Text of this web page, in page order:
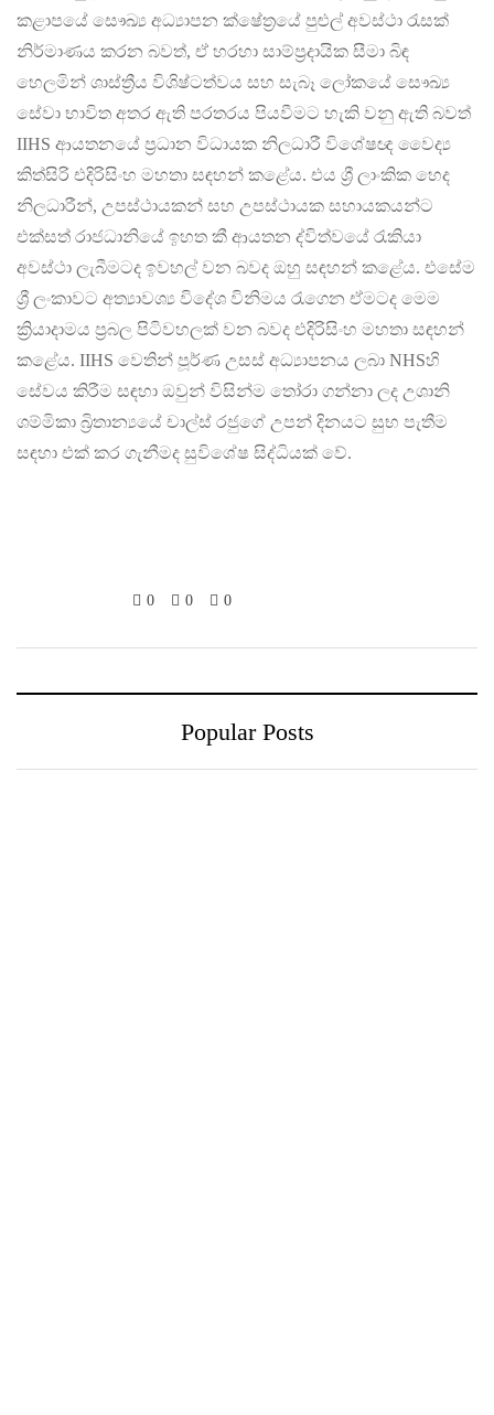
කළාපයේ සෞඛ්‍ය අධ්‍යාපන ක්ෂේත්‍රයේ පුළුල් අවස්ථා රැසක්
නිර්මාණය කරන බවත්, ඒ හරහා සාම්ප්‍රදායික සීමා බිඳ
හෙලමින් ශාස්ත්‍රීය විශිෂ්ටත්වය සහ සැබෑ ලෝකයේ සෞඛ්‍ය
සේවා භාවිත අතර ඇති පරතරය පියවීමට හැකි වනු ඇති බවත්
IIHS ආයතනයේ ප්‍රධාන විධායක නිලධාරී විශේෂඥ වෛද්‍ය
කිත්සිරි එදිරිසිංහ මහතා සඳහන් කළේය. එය ශ්‍රී ලාංකික හෙද
නිලධාරීන්, උපස්ථායකන් සහ උපස්ථායක සහායකයන්ට
එක්සත් රාජධානියේ ඉහත කී ආයතන ද්විත්වයේ රැකියා
අවස්ථා ලැබීමටද ඉවහල් වන බවද ඔහු සඳහන් කළේය. එසේම
ශ්‍රී ලංකාවට අත්‍යාවශ්‍ය විදේශ විනිමය රැගෙන ඒමටද මෙම
ක්‍රියාදාමය ප්‍රබල පිටිවහලක් වන බවද එදිරිසිංහ මහතා සඳහන්
කළේය. IIHS වෙතින් පූර්ණ උසස් අධ්‍යාපනය ලබා NHSහි
සේවය කිරීම සඳහා ඔවුන් විසින්ම තෝරා ගන්නා ලද උශානි
ශම්මිකා බ්‍රිතාන්‍යයේ චාල්ස් රජුගේ උපන් දිනයට සුභ පැතීම
සඳහා එක් කර ගැනීමද සුවිශේෂ සිද්ධියක් වේ.
0 0 0
Popular Posts